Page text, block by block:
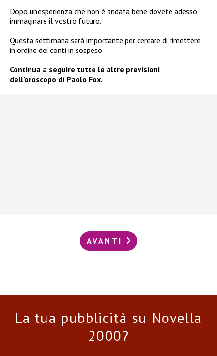
Dopo un’esperienza che non è andata bene dovete adesso
immaginare il vostro futuro.
Questa settimana sarà importante per cercare di rimettere
in ordine dei conti in sospeso.
Continua a seguire tutte le altre previsioni
dell’oroscopo di Paolo Fox.
AVANTI
La tua pubblicità su Novella
2000?